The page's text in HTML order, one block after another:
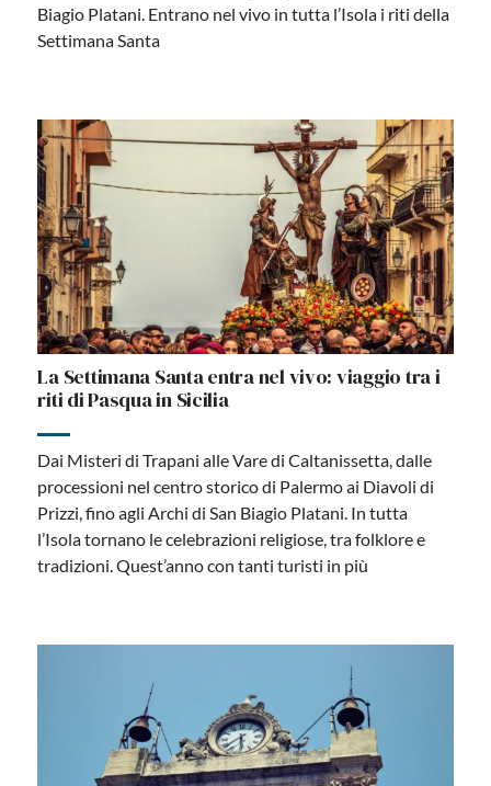
Biagio Platani. Entrano nel vivo in tutta l’Isola i riti della
Settimana Santa
La Settimana Santa entra nel vivo: viaggio tra i
riti di Pasqua in Sicilia
Dai Misteri di Trapani alle Vare di Caltanissetta, dalle
processioni nel centro storico di Palermo ai Diavoli di
Prizzi, fino agli Archi di San Biagio Platani. In tutta
l’Isola tornano le celebrazioni religiose, tra folklore e
tradizioni. Quest’anno con tanti turisti in più